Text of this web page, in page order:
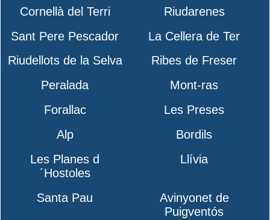
Cornellà del Terri
Riudarenes
Sant Pere Pescador
La Cellera de Ter
Riudellots de la Selva
Ribes de Freser
Peralada
Mont-ras
Forallac
Les Preses
Alp
Bordils
Les Planes d
´Hostoles
Llívia
Santa Pau
Avinyonet de
Puigventós